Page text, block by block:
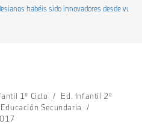
habéis sido innovadores desde
1º Ciclo /
Ed. Infantil 2º
Educación Secundaria
/